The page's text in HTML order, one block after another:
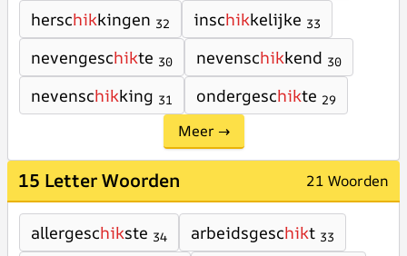
herschikkingen 32 inschikkelijke 33
nevengeschikte 30 nevenschikkend 30
nevenschikking 31 ondergeschikte 29
Meer →
15 Letter Woorden 21 Woorden
allergeschikste 34 arbeidsgeschikt 33